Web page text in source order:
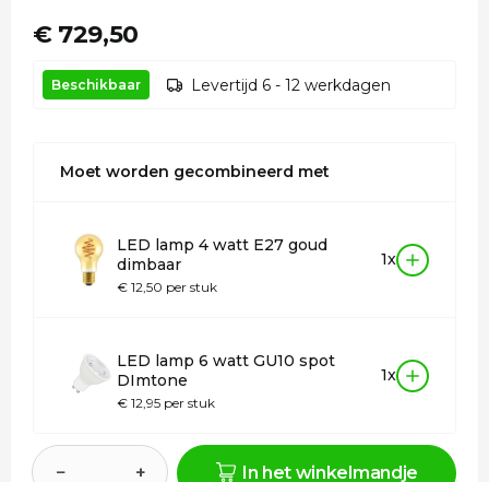
€ 729,50
Beschikbaar Levertijd 6 - 12 werkdagen
Moet worden gecombineerd met
LED lamp 4 watt E27 goud
dimbaar
€ 12,50 per stuk
1x
LED lamp 6 watt GU10 spot
DImtone
€ 12,95 per stuk
1x
− + In het winkelmandje